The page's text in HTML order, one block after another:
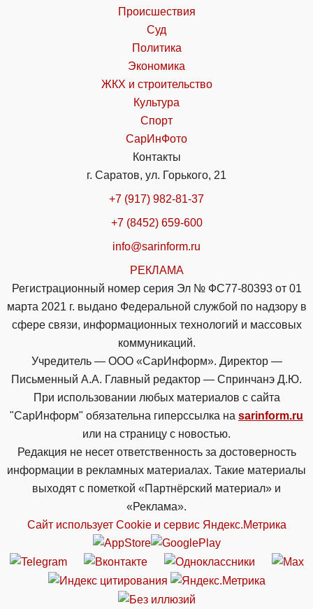
Происшествия
Суд
Политика
Экономика
ЖКХ и строительство
Культура
Спорт
СарИнФото
Контакты
г. Саратов, ул. Горького, 21
+7 (917) 982-81-37
+7 (8452) 659-600
info@sarinform.ru
РЕКЛАМА
Регистрационный номер серия Эл № ФС77-80393 от 01
марта 2021 г. выдано Федеральной службой по надзору в
сфере связи, информационных технологий и массовых
коммуникаций.
Учредитель — ООО «СарИнформ». Директор —
Письменный А.А. Главный редактор — Спринчанэ Д.Ю.
При использовании любых материалов с сайта
"СарИнформ" обязательна гиперссылка на sarinform.ru
или на страницу с новостью.
Редакция не несет ответственность за достоверность
информации в рекламных материалах. Такие материалы
выходят с пометкой «Партнёрский материал» и
«Реклама».
Сайт использует Cookie и сервиc Яндекс.Метрика